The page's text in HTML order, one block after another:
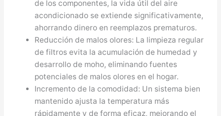
de los componentes, la vida útil del aire
acondicionado se extiende significativamente,
ahorrando dinero en reemplazos prematuros.
Reducción de malos olores: La limpieza regular
de filtros evita la acumulación de humedad y
desarrollo de moho, eliminando fuentes
potenciales de malos olores en el hogar.
Incremento de la comodidad: Un sistema bien
mantenido ajusta la temperatura más
rápidamente y de forma eficaz, mejorando el